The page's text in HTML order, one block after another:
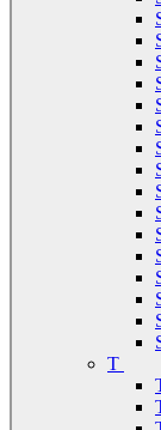
T